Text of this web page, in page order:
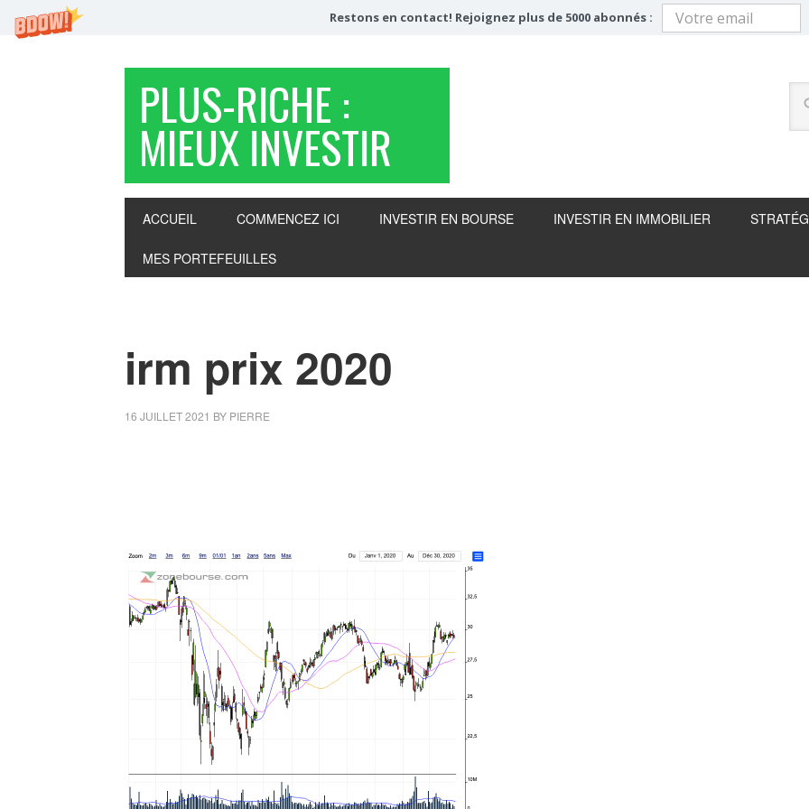
Restons en contact! Rejoignez plus de 5000 abonnés :
PLUS-RICHE :
MIEUX INVESTIR
ACCUEIL COMMENCEZ ICI INVESTIR EN BOURSE INVESTIR EN IMMOBILIER
MES PORTEFEUILLES
irm prix 2020
16 JUILLET 2021 BY PIERRE